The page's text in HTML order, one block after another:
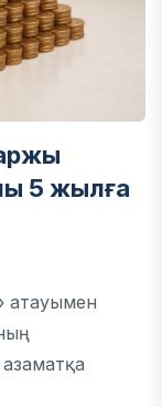
5 жылға
атауымен